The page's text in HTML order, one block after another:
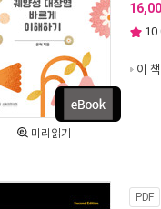
미리읽기
이
PDF